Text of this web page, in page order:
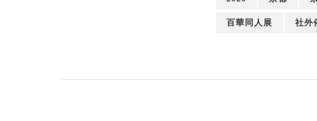
百華同人展 社外